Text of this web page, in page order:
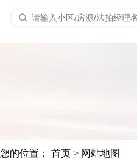
您的位置： 首页 > 网站地图